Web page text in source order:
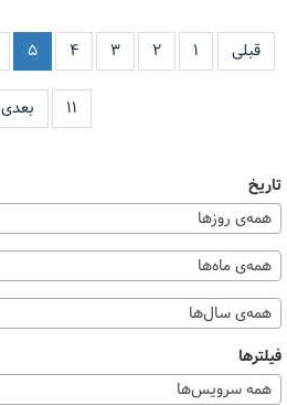
قبلی ۱ ۲ ۳ ۴ ۵
۱۱ بعدی
تاریخ
همه‌ی روزها
همه‌ی ماه‌ها
همه‌ی سال‌ها
فیلترها
همه سرویس‌ها